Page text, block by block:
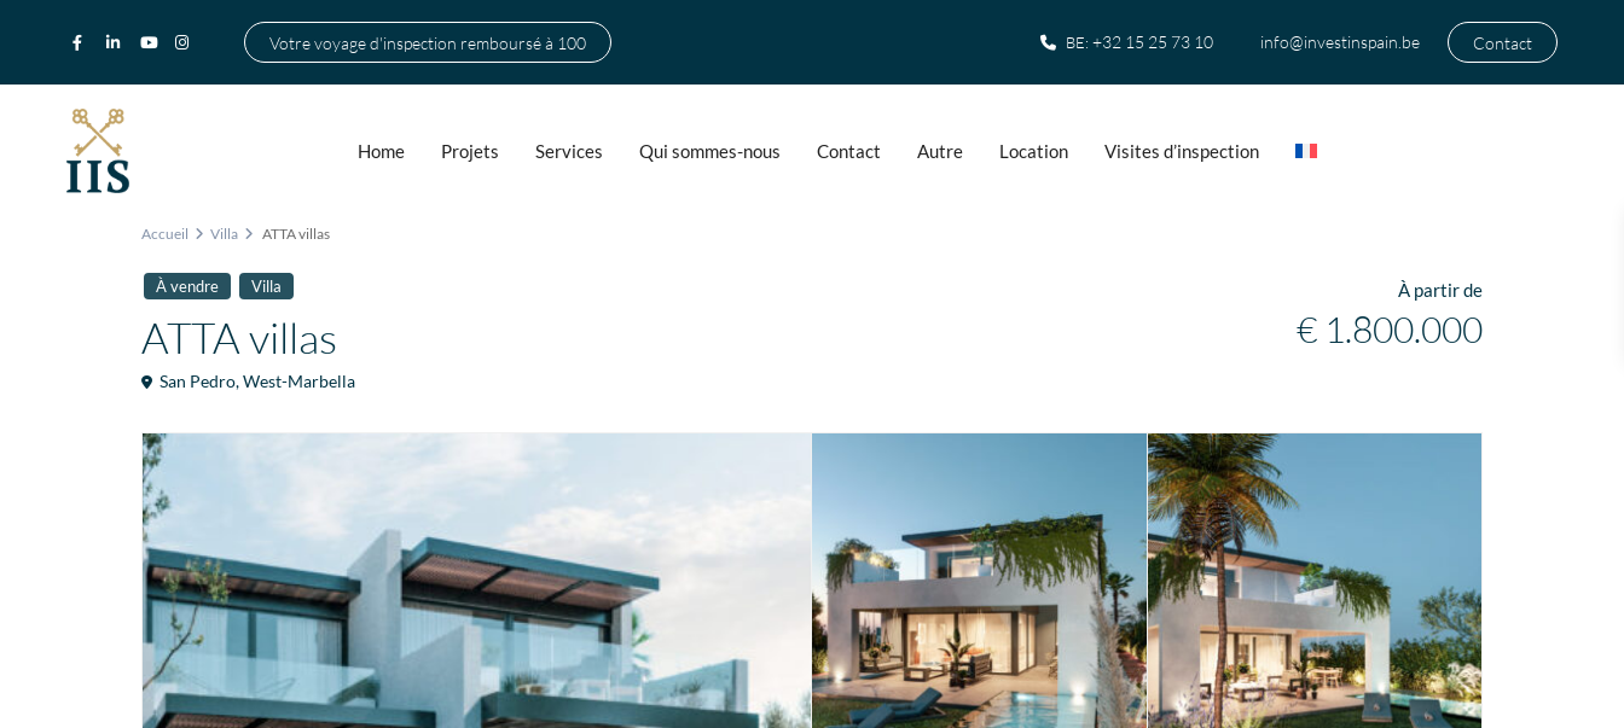
Votre voyage d'inspection remboursé à 100 BE:+32 15 25 73 10 info@investinspain.be Contact
Home Projets Services Qui sommes-nous Contact Autre Location Visites d’inspection
Accueil Villa ATTA villas
À vendre Villa
ATTA villas
À partir de
€ 1.800.000
San Pedro,West-Marbella